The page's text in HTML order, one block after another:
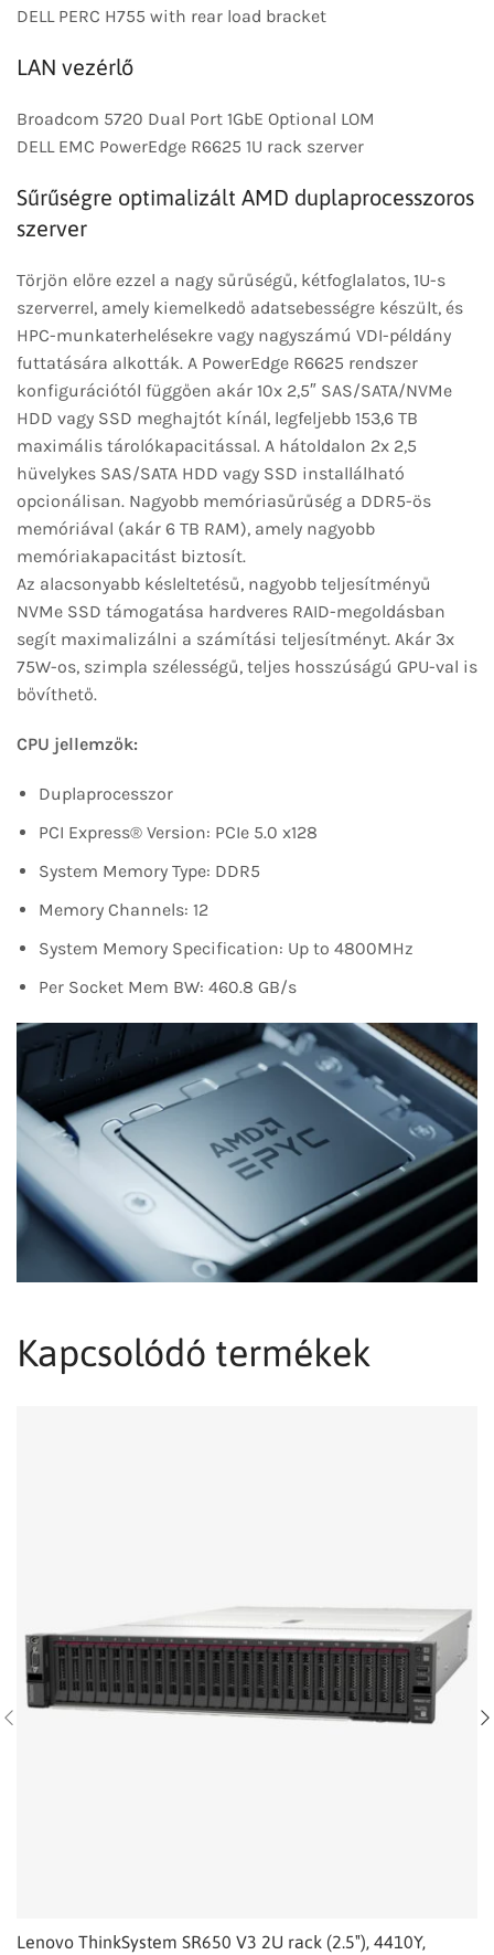
DELL PERC H755 with rear load bracket
LAN vezérlő
Broadcom 5720 Dual Port 1GbE Optional LOM
DELL EMC PowerEdge R6625 1U rack szerver
Sűrűségre optimalizált AMD duplaprocesszoros
szerver
Törjön előre ezzel a nagy sűrűségű, kétfoglalatos, 1U-s
szerverrel, amely kiemelkedő adatsebességre készült, és
HPC-munkaterhelésekre vagy nagyszámú VDI-példány
futtatására alkották. A PowerEdge R6625 rendszer
konfigurációtól függően akár 10x 2,5″ SAS/SATA/NVMe
HDD vagy SSD meghajtót kínál, legfeljebb 153,6 TB
maximális tárolókapacitással. A hátoldalon 2x 2,5
hüvelykes SAS/SATA HDD vagy SSD installálható
opcionálisan. Nagyobb memóriasűrűség a DDR5-ös
memóriával (akár 6 TB RAM), amely nagyobb
memóriakapacitást biztosít.
Az alacsonyabb késleltetésű, nagyobb teljesítményű
NVMe SSD támogatása hardveres RAID-megoldásban
segít maximalizálni a számítási teljesítményt. Akár 3x
75W-os, szimpla szélességű, teljes hosszúságú GPU-val is
bővíthető.
CPU jellemzők:
Duplaprocesszor
PCI Express® Version: PCIe 5.0 x128
System Memory Type: DDR5
Memory Channels: 12
System Memory Specification: Up to 4800MHz
Per Socket Mem BW: 460.8 GB/s
Kapcsolódó termékek
Lenovo ThinkSystem SR650 V3 2U rack (2.5″), 4410Y,